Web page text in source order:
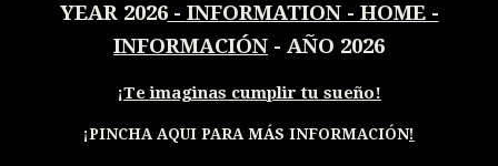
YEAR 2026- INFORMATION - HOME -
INFORMACIÓN - AÑO 2026
¡Te imaginas cumplir tu sueño!
¡PINCHA AQUI PARA MÁS INFORMACIÓN!